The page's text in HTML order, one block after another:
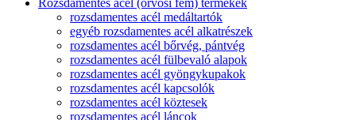
Rozsdamentes acél (orvosi fém) termékek
rozsdamentes acél medáltartók
egyéb rozsdamentes acél alkatrészek
rozsdamentes acél bőrvég, pántvég
rozsdamentes acél fülbevaló alapok
rozsdamentes acél gyöngykupakok
rozsdamentes acél kapcsolók
rozsdamentes acél köztesek
rozsdamentes acél láncok